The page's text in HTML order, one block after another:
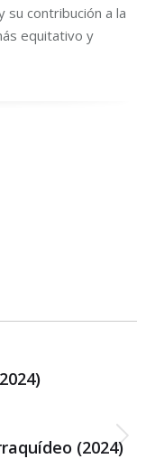
su contribución a la
equitativo y
(2024)